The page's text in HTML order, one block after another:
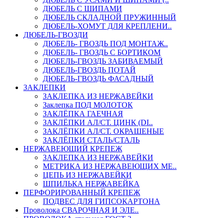
ДЮБЕЛЬ С ШИПАМИ
ДЮБЕЛЬ СКЛАДНОЙ ПРУЖИННЫЙ
ДЮБЕЛЬ-ХОМУТ ДЛЯ КРЕПЛЕНИ..
ДЮБЕЛЬ-ГВОЗДИ
ДЮБЕЛЬ- ГВОЗДЬ ПОД МОНТАЖ..
ДЮБЕЛЬ- ГВОЗДЬ С БОРТИКОМ
ДЮБЕЛЬ-ГВОЗДЬ ЗАБИВАЕМЫЙ
ДЮБЕЛЬ-ГВОЗДЬ ПОТАЙ
ДЮБЕЛЬ-ГВОЗДЬ ФАСАДНЫЙ
ЗАКЛЕПКИ
ЗАКЛЕПКА ИЗ НЕРЖАВЕЙКИ
Заклепка ПОД МОЛОТОК
ЗАКЛЁПКА ГАЕЧНАЯ
ЗАКЛЁПКИ АЛ/СТ. ЦИНК (DI..
ЗАКЛЁПКИ АЛ/СТ. ОКРАШЕНЫЕ
ЗАКЛЁПКИ СТАЛЬ/СТАЛЬ
НЕРЖАВЕЮЩИЙ КРЕПЕЖ
ЗАКЛЕПКА ИЗ НЕРЖАВЕЙКИ
МЕТРИКА ИЗ НЕРЖАВЕЮЩИХ МЕ..
ЦЕПЬ ИЗ НЕРЖАВЕЙКИ
ШПИЛЬКА НЕРЖАВЕЙКА
ПЕРФОРИРОВАННЫЙ КРЕПЕЖ
ПОДВЕС ДЛЯ ГИПСОКАРТОНА
Проволока СВАРОЧНАЯ И ЭЛЕ..